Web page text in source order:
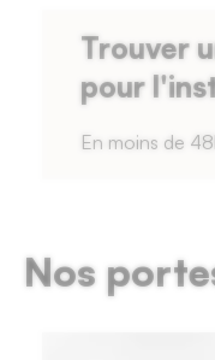
Trouver
pour
En moins de
Nos